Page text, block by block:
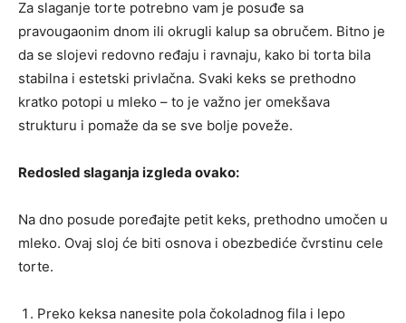
Za slaganje torte potrebno vam je posuđe sa
pravougaonim dnom ili okrugli kalup sa obručem. Bitno je
da se slojevi redovno ređaju i ravnaju, kako bi torta bila
stabilna i estetski privlačna. Svaki keks se prethodno
kratko potopi u mleko – to je važno jer omekšava
strukturu i pomaže da se sve bolje poveže.
Redosled slaganja izgleda ovako:
Na dno posude poređajte petit keks, prethodno umočen u
mleko. Ovaj sloj će biti osnova i obezbediće čvrstinu cele
torte.
Preko keksa nanesite pola čokoladnog fila i lepo